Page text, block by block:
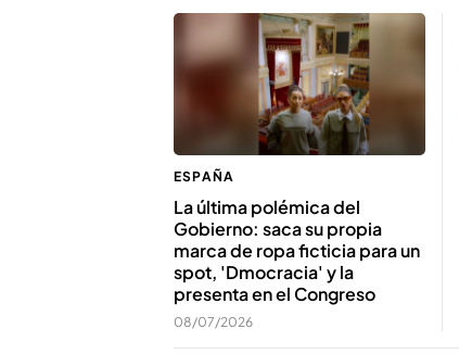
ESPAÑA
La última polémica del
Gobierno: saca su propia
marca de ropa ficticia para un
spot, 'Dmocracia' y la
presenta en el Congreso
08/07/2026